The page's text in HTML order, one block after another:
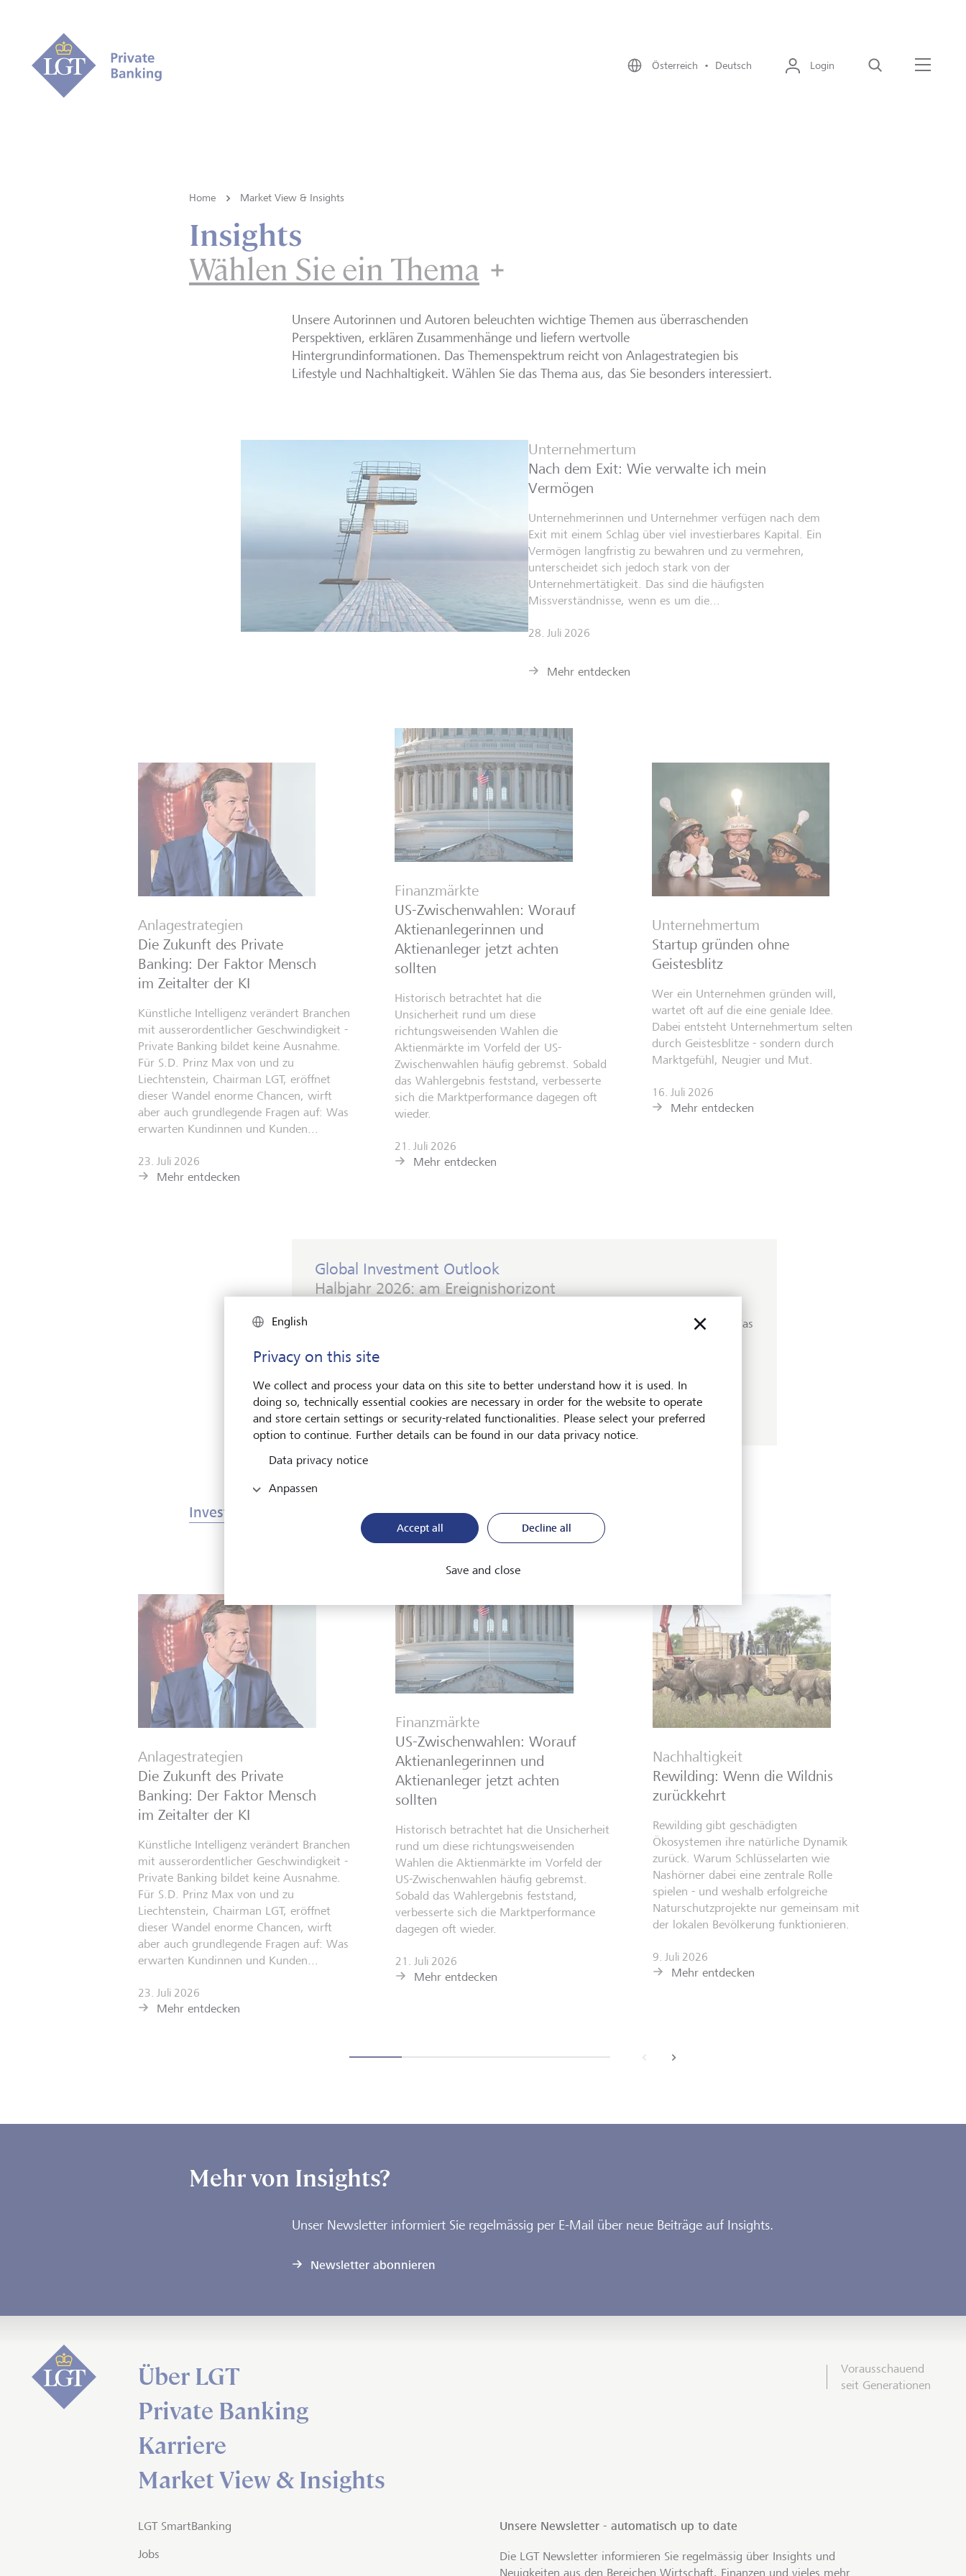
Österreich • Deutsch Login
Home Market View & Insights
Insights
Wählen Sie ein Thema
Unsere Autorinnen und Autoren beleuchten wichtige Themen aus überraschenden
Perspektiven, erklären Zusammenhänge und liefern wertvolle
Hintergrundinformationen. Das Themenspektrum reicht von Anlagestrategien bis
Lifestyle und Nachhaltigkeit. Wählen Sie das Thema aus, das Sie besonders interessiert.
Unternehmertum
Nach dem Exit: Wie verwalte ich mein
Vermögen
Unternehmerinnen und Unternehmer verfügen nach dem
Exit mit einem Schlag über viel investierbares Kapital. Ein
Vermögen langfristig zu bewahren und zu vermehren,
unterscheidet sich jedoch stark von der
Unternehmertätigkeit. Das sind die häufigsten
Missverständnisse, wenn es um die...
28. Juli 2026
Mehr entdecken
Anlagestrategien
Die Zukunft des Private
Banking: Der Faktor Mensch
im Zeitalter der KI
Künstliche Intelligenz verändert Branchen
mit ausserordentlicher Geschwindigkeit -
Private Banking bildet keine Ausnahme.
Für S.D. Prinz Max von und zu
Liechtenstein, Chairman LGT, eröffnet
dieser Wandel enorme Chancen, wirft
aber auch grundlegende Fragen auf: Was
erwarten Kundinnen und Kunden...
23. Juli 2026
Mehr entdecken
Finanzmärkte
US-Zwischenwahlen: Worauf
Aktienanlegerinnen und
Aktienanleger jetzt achten
sollten
Historisch betrachtet hat die
Unsicherheit rund um diese
richtungsweisenden Wahlen die
Aktienmärkte im Vorfeld der US-
Zwischenwahlen häufig gebremst. Sobald
das Wahlergebnis feststand, verbesserte
sich die Marktperformance dagegen oft
wieder.
21. Juli 2026
Mehr entdecken
Unternehmertum
Startup gründen ohne
Geistesblitz
Wer ein Unternehmen gründen will,
wartet oft auf die eine geniale Idee.
Dabei entsteht Unternehmertum selten
durch Geistesblitze - sondern durch
Marktgefühl, Neugier und Mut.
16. Juli 2026
Mehr entdecken
Global Investment Outlook
Halbjahr 2026: am Ereignishorizont
Die Weltwirtschaft befindet sich im Übergang zu einer neuen globalen Ordnung. Was
Global Investment Outlook 2026.
PDF herunterladen Mehr erfahren
Investments & Märkte Kunst & Gesellschaft
Anlagestrategien
Die Zukunft des Private
Banking: Der Faktor Mensch
im Zeitalter der KI
Künstliche Intelligenz verändert Branchen
mit ausserordentlicher Geschwindigkeit -
Private Banking bildet keine Ausnahme.
Für S.D. Prinz Max von und zu
Liechtenstein, Chairman LGT, eröffnet
dieser Wandel enorme Chancen, wirft
aber auch grundlegende Fragen auf: Was
erwarten Kundinnen und Kunden...
23. Juli 2026
Mehr entdecken
Finanzmärkte
US-Zwischenwahlen: Worauf
Aktienanlegerinnen und
Aktienanleger jetzt achten
sollten
Historisch betrachtet hat die Unsicherheit
rund um diese richtungsweisenden
Wahlen die Aktienmärkte im Vorfeld der
US-Zwischenwahlen häufig gebremst.
Sobald das Wahlergebnis feststand,
verbesserte sich die Marktperformance
dagegen oft wieder.
21. Juli 2026
Mehr entdecken
Nachhaltigkeit
Rewilding: Wenn die Wildnis
zurückkehrt
Rewilding gibt geschädigten
Ökosystemen ihre natürliche Dynamik
zurück. Warum Schlüsselarten wie
Nashörner dabei eine zentrale Rolle
spielen - und weshalb erfolgreiche
Naturschutzprojekte nur gemeinsam mit
der lokalen Bevölkerung funktionieren.
9. Juli 2026
Mehr entdecken
Mehr von Insights?
Unser Newsletter informiert Sie regelmässig per E-Mail über neue Beiträge auf Insights.
Newsletter abonnieren
Vorausschauend
seit Generationen
Über LGT
Private Banking
Karriere
Market View & Insights
LGT SmartBanking
Jobs
Unsere Newsletter - automatisch up to date
Die LGT Newsletter informieren Sie regelmässig über Insights und
Neuigkeiten aus den Bereichen Wirtschaft, Finanzen und vieles mehr.
English
Privacy on this site
We collect and process your data on this site to better understand how it is used. In
doing so, technically essential cookies are necessary in order for the website to operate
and store certain settings or security-related functionalities. Please select your preferred
option to continue. Further details can be found in our data privacy notice.
Data privacy notice
Anpassen
Accept all Decline all
Save and close